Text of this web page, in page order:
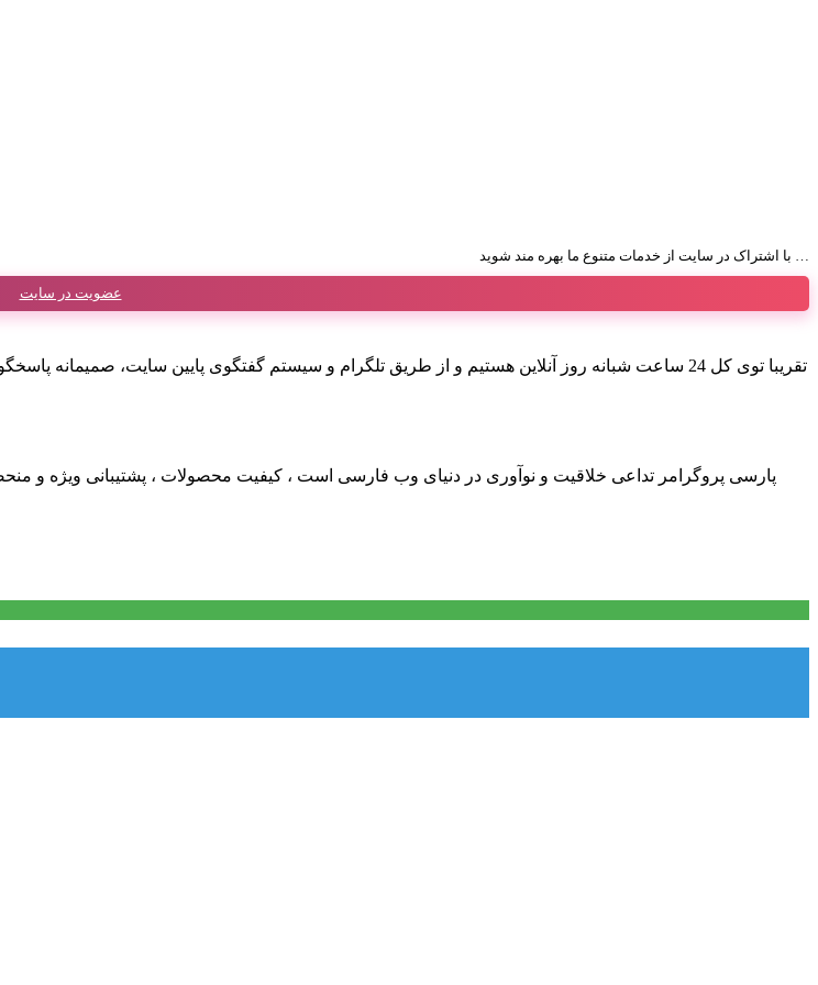
عضویت در سایت
تقریبا توی کل 24 ساعت شبانه روز آنلاین هستیم و از طریق تلگرام و سیستم گفتگوی پایین سایت،
پارسی پروگرامر تداعی خلاقیت و نوآوری در دنیای وب فارسی است ، کیفیت محصولات ، پشتیبانی ویژه و